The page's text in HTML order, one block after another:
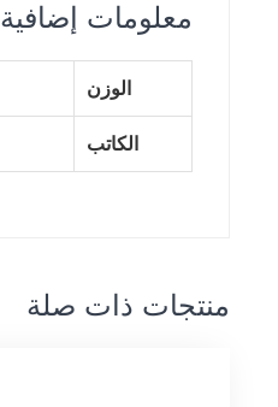
معلومات إضافية
الوزن
الكاتب
منتجات ذات صلة